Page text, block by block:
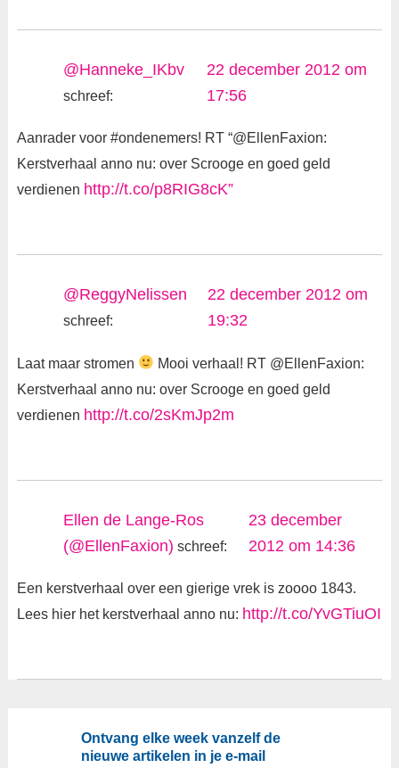
@Hanneke_IKbv
schreef:
22 december 2012 om
17:56
Aanrader voor #ondenemers! RT “@EllenFaxion:
Kerstverhaal anno nu: over Scrooge en goed geld
verdienen http://t.co/p8RIG8cK”
@ReggyNelissen
schreef:
22 december 2012 om
19:32
Laat maar stromen
Mooi verhaal! RT @EllenFaxion:
Kerstverhaal anno nu: over Scrooge en goed geld
verdienen http://t.co/2sKmJp2m
Ellen de Lange-Ros
(@EllenFaxion) schreef:
23 december
2012 om 14:36
Een kerstverhaal over een gierige vrek is zoooo 1843.
Lees hier het kerstverhaal anno nu: http://t.co/YvGTiuOI
Ontvang elke week vanzelf de
nieuwe artikelen in je e-mail